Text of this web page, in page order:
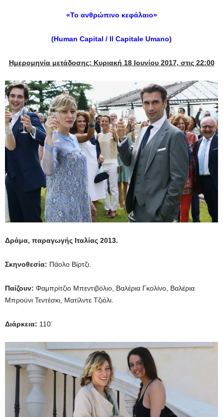
«Το ανθρώπινο κεφάλαιο»
(Human Capital / Il Capitale Umano)
Ημερομηνία μετάδοσης: Κυριακή 18 Ιουνίου 2017, στις 22:00
Δράμα, παραγωγής Ιταλίας 2013.
Σκηνοθεσία: Πάολο Βίρτζι.
Παίζουν: Φαμπρίτζιο Μπεντιβόλιο, Βαλέρια Γκολίνο, Βαλέρια
Μπρούνι Τεντέσκι, Ματίλντε Τζιόλι.
Διάρκεια: 110΄